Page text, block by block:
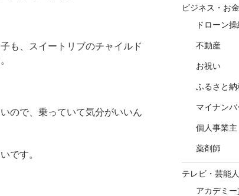
も、スイートリブのチャイルド
ので、乗っていて気分がいいん
です。
ビジネス・お金
ドローン
不動産
お祝い
ふるさと納
マイナンバ
個人事業主
薬剤師
テレビ・芸能人
アカデミー